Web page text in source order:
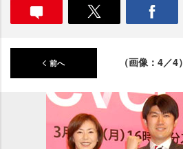
前へ （画像：4／4）